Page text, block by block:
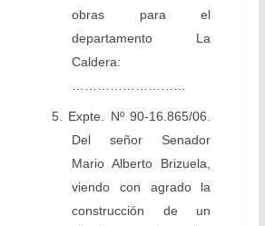
obras para el
departamento La
Caldera:
………………………
5. Expte. Nº 90-16.865/06.
Del señor Senador
Mario Alberto Brizuela,
viendo con agrado la
construcción de un